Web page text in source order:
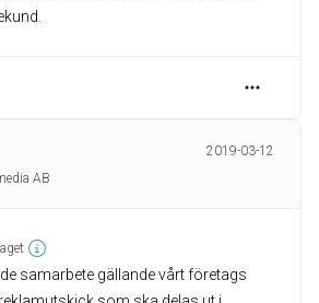
2019-03-12
AB
samarbete gällande vårt företags